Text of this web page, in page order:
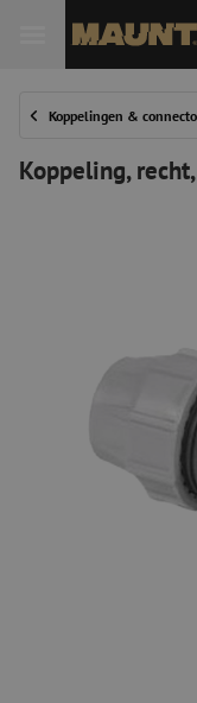
Koppelingen &
Koppeling,